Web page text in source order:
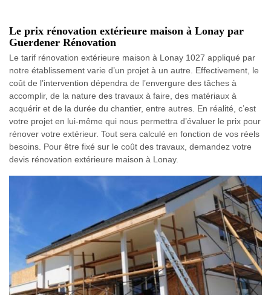
Le prix rénovation extérieure maison à Lonay par
Guerdener Rénovation
Le tarif rénovation extérieure maison à Lonay 1027 appliqué par
notre établissement varie d’un projet à un autre. Effectivement, le
coût de l’intervention dépendra de l’envergure des tâches à
accomplir, de la nature des travaux à faire, des matériaux à
acquérir et de la durée du chantier, entre autres. En réalité, c’est
votre projet en lui-même qui nous permettra d’évaluer le prix pour
rénover votre extérieur. Tout sera calculé en fonction de vos réels
besoins. Pour être fixé sur le coût des travaux, demandez votre
devis rénovation extérieure maison à Lonay.